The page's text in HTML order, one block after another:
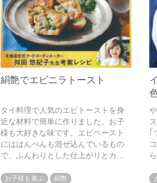
絹艶でエビニラトースト
タイ料理で人気のエビトーストを身
近な材料で簡単に作りました。お子
様も大好きな味です。エビペースト
にははんぺんも混ぜ込んでいるもの
で、ふんわりとした仕上がりとカサ
お子様も喜ぶ 絹艶
｢